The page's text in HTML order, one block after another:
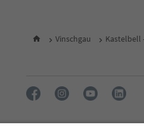
Vinschgau Kastelbell